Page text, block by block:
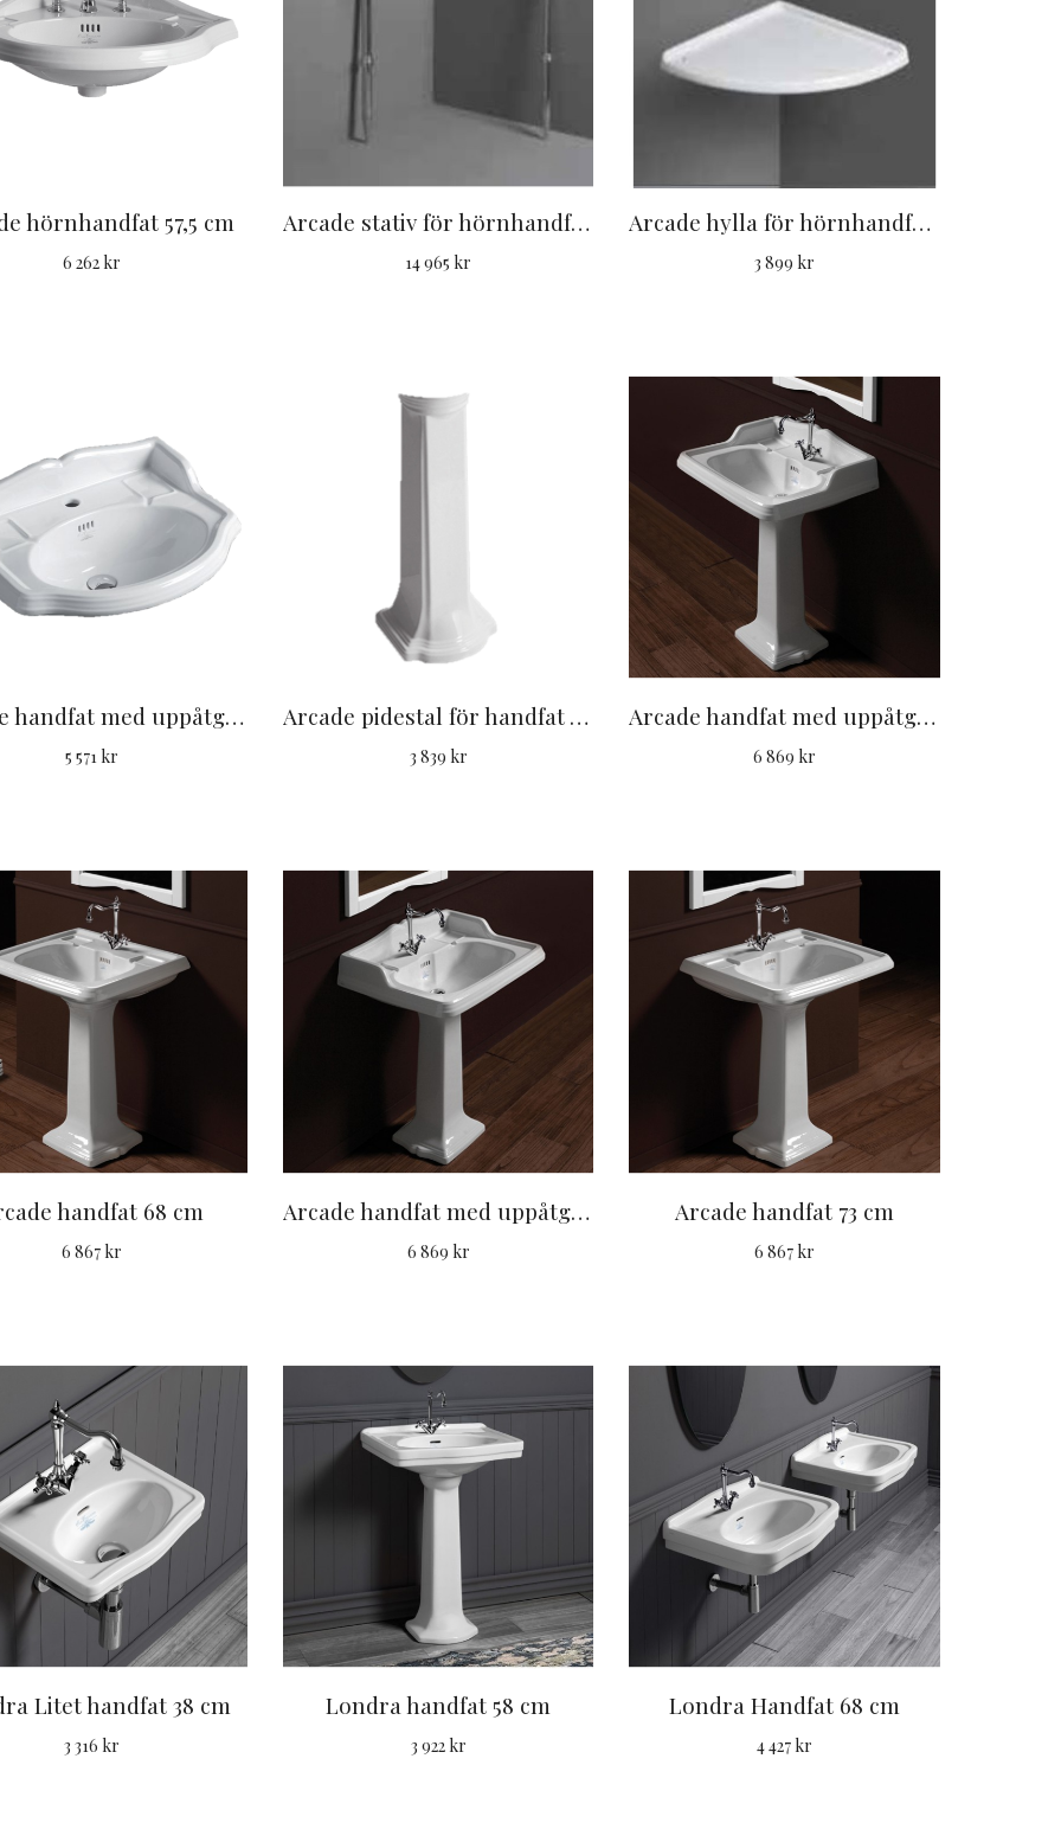
hörnhandfat 57,5 cm
6 262 kr
Arcade stativ för hörnhandfat AR884
14 965 kr
Arcade hylla för hörnhandfat AR884
3 899 kr
Arcade handfat med uppåtgående bakstycke 59 cm
5 571 kr
Arcade pidestal för handfat AR814
3 839 kr
Arcade handfat med uppåtgående bakstycke 68 cm
6 869 kr
handfat 68 cm
6 867 kr
Arcade handfat med uppåtgående bakstycke 73 cm
6 869 kr
Arcade handfat 73 cm
6 867 kr
Litet handfat 38 cm
3 316 kr
Londra handfat 58 cm
3 922 kr
Londra Handfat 68 cm
4 427 kr